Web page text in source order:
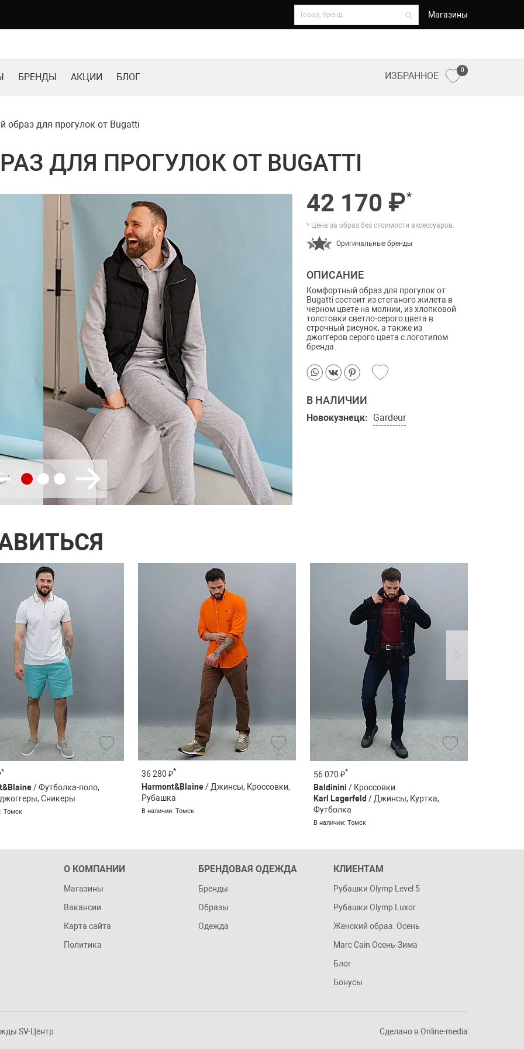
Магазины
БРЕНДЫ АКЦИИ БЛОГ ИЗБРАННОЕ
0
образ для прогулок от Bugatti
ДЛЯ ПРОГУЛОК ОТ BUGATTI
42 170 ₽*
* Цена за образ без стоимости аксессуаров.
Оригинальные бренды
ОПИСАНИЕ
Комфортный образ для прогулок от
Bugatti состоит из стеганого жилета в
черном цвете на молнии, из хлопковой
толстовки светло-серого цвета в
строчный рисунок, а также из
джоггеров серого цвета с логотипом
бренда.
В НАЛИЧИИ
Новокузнецк: Gardeur
*
/ Футболка-поло,
Сникеры
Томск
36 280 ₽*
Harmont&Blaine/ Джинсы, Кроссовки,
Рубашка
В наличии: Томск
56 070 ₽*
Baldinini / Кроссовки
Karl Lagerfeld / Джинсы, Куртка,
Футболка
В наличии: Томск
О КОМПАНИИ
Магазины
Вакансии
Карта сайта
Политика
БРЕНДОВАЯ ОДЕЖДА
Бренды
Образы
Одежда
КЛИЕНТАМ
Рубашки Olymp Level 5
Рубашки Olymp Luxor
Женский образ. Осень
Marc Cain Осень-Зима
Блог
Бонусы
SV-Центр Сделано вOnline-media